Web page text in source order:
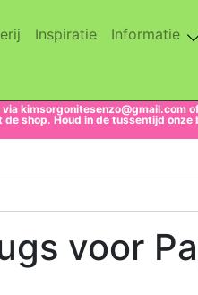
(current)
Inspiratie(current)
Informatie
kimsorgonitesenzo@gmail.com
shop. Houd in de tussentijd
voor